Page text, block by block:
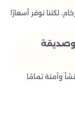
لكننا نوفر أسعارًا
وصديقة
وآمنة تمامًا